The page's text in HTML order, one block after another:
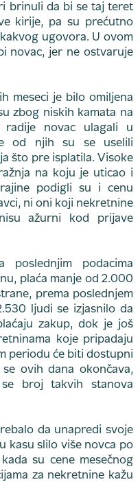
brinuli da bi se taj teret
kirije, pa su prećutno
ugovora. U ovom
novac, jer ne ostvaruje
meseci je bilo omiljena
zbog niskih kamata na
radije novac ulagali u
od njih su se uselili
što pre isplatila. Visoke
na koju je uticao i
podigli su i cenu
ni oni koji nekretnine
ažurni kod prijave
poslednjim podacima
plaća manje od 2.000
prema poslednjem
ljudi se izjasnilo da
zakup, dok je još
koje pripadaju
periodu će biti dostupni
ovih dana okončava,
broj takvih stanova
da unapredi svoje
kasu slilo više novca po
su cene mesečnog
za nekretnine kažu